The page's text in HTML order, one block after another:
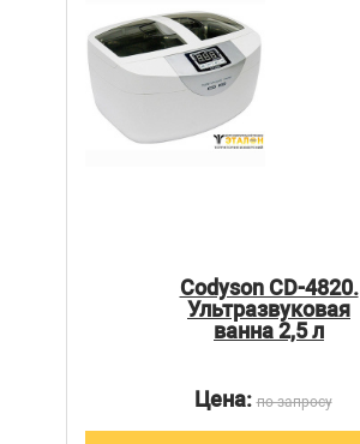
Codyson CD-4820.
Ультразвуковая
ванна 2,5 л
Цена:по запросу